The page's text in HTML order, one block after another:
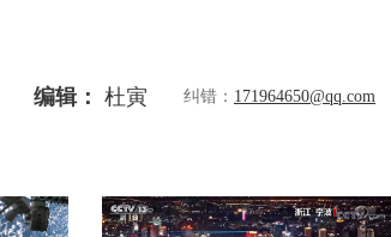
编辑： 杜寅 纠错： 171964650@qq.com